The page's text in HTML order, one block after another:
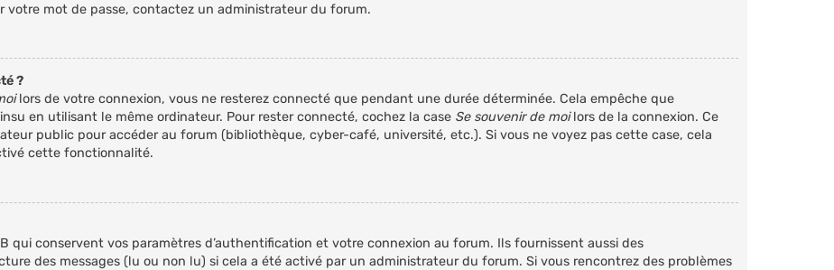
votre mot de passe, contactez un administrateur du forum.
?
lors de votre connexion, vous ne resterez connecté que pendant une durée déterminée. Cela empêche que
en utilisant le même ordinateur. Pour rester connecté, cochez la case Se souvenir de moilors de la connexion. Ce
public pour accéder au forum (bibliothèque, cyber-café, université, etc.). Si vous ne voyez pas cette case, cela
cette fonctionnalité.
qui conservent vos paramètres d’authentification et votre connexion au forum. Ils fournissent aussi des
des messages (lu ou non lu) si cela a été activé par un administrateur du forum. Si vous rencontrez des problèmes